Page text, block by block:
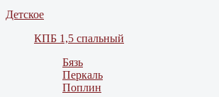
Детское
КПБ 1,5 спальный
Бязь
Перкаль
Поплин